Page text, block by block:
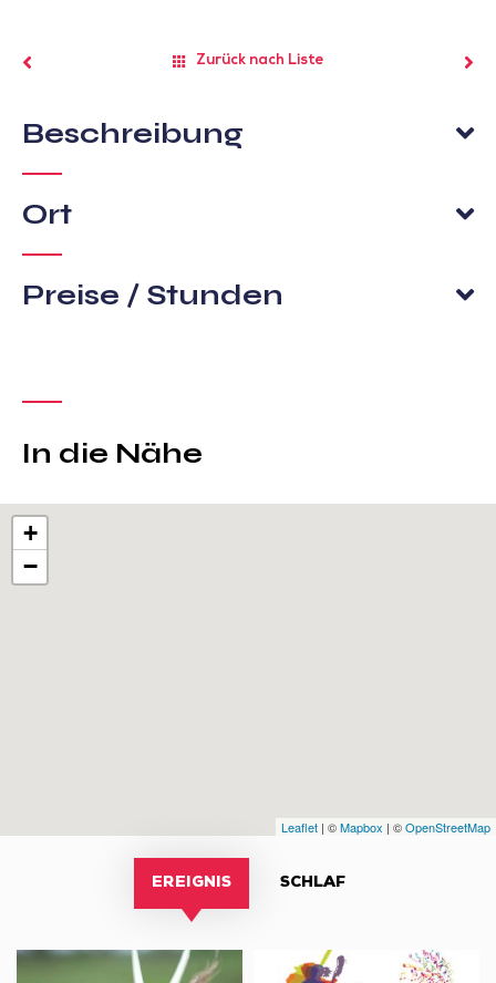
Zurück nach Liste
Beschreibung
Ort
Preise / Stunden
In die Nähe
+
−
Leaflet | ©Mapbox | ©OpenStreetMap
EREIGNIS SCHLAF
Portes Forum